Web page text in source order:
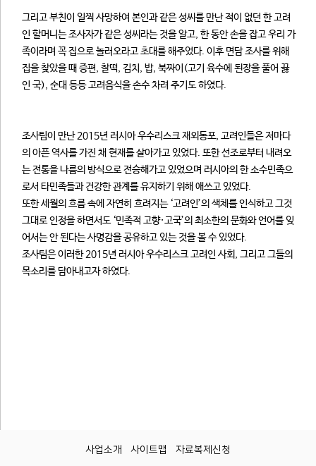
그리고 부친이 일찍 사망하여 본인과 같은 성씨를 만난 적이 없던 한 고려
인 할머니는 조사자가 같은 성씨라는 것을 알고, 한 동안 손을 잡고 우리 가
족이라며 꼭 집으로 놀러오라고 초대를 해주었다. 이후 면담 조사를 위해
집을 찾았을 때 증편, 찰떡, 김치, 밥, 북짜이(고기 육수에 된장을 풀어 끓
인 국), 순대 등등 고려음식을 손수 차려 주기도 하였다.
조사팀이 만난 2015년 러시아 우수리스크 재외동포, 고려인들은 저마다
의 아픈 역사를 가진 채 현재를 살아가고 있었다. 또한 선조로부터 내려오
는 전통을 나름의 방식으로 전승해가고 있었으며 러시아의 한 소수민족으
로서 타민족들과 건강한 관계를 유지하기 위해 애쓰고 있었다.
또한 세월의 흐름 속에 자연히 흐려지는 ‘고려인’의 색체를 인식하고 그것
그대로 인정을 하면서도 ‘민족적 고향·고국’의 최소한의 문화와 언어를 잊
어서는 안 된다는 사명감을 공유하고 있는 것을 볼 수 있었다.
조사팀은 이러한 2015년 러시아 우수리스크 고려인 사회, 그리고 그들의
목소리를 담아내고자 하였다.
사업소개 사이트맵 자료복제신청